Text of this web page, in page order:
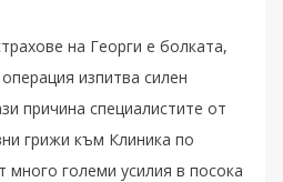
на Георги е болката,
изпитва силен
причина специалистите от
грижи към Клиника по
много големи усилия в посока